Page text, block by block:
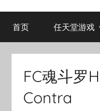
首页 任天堂游戏
FC魂斗罗
Contra